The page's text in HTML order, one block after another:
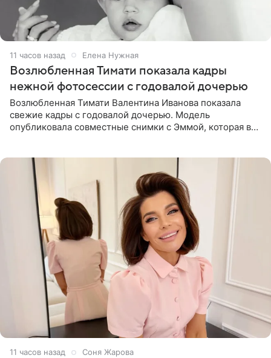
11 часов назад Елена Нужная
Возлюбленная Тимати показала кадры
нежной фотосессии с годовалой дочерью
Возлюбленная Тимати Валентина Иванова показала
свежие кадры с годовалой дочерью. Модель
опубликовала совместные снимки с Эммой, которая в
11 часов назад Соня Жарова